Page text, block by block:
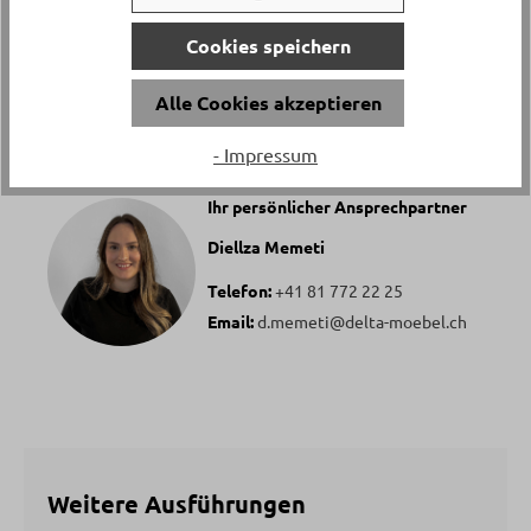
Haben Sie Fragen zu diesem Produkt?
Ihr persönlicher Ansprechpartner
Diellza Memeti
Telefon:+41 81 772 22 25
Email:d.memeti@delta-moebel.ch
Weitere Ausführungen
Cookies speichern
Alle Cookies akzeptieren
- Impressum